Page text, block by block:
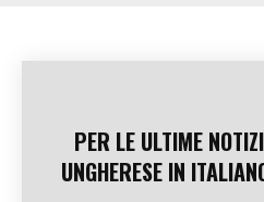
PER LE ULTIME
UNGHERESE IN